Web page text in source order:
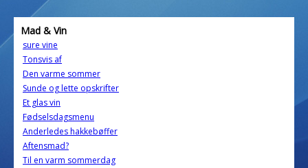
Mad & Vin
sure vine
Tonsvis af
Den varme sommer
Sunde og lette opskrifter
Et glas vin
Fødselsdagsmenu
Anderledes hakkebøffer
Aftensmad?
Til en varm sommerdag